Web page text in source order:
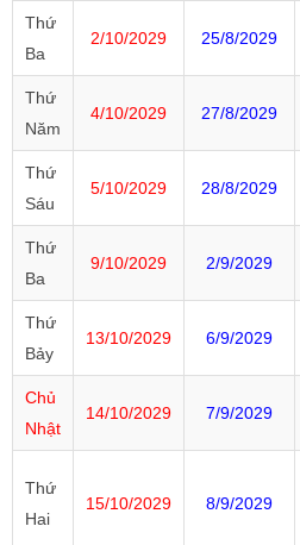
Thứ
Ba
2/10/2029 25/8/2029
Thứ
Năm
4/10/2029 27/8/2029
Thứ
Sáu
5/10/2029 28/8/2029
Thứ
Ba
9/10/2029 2/9/2029
Thứ
Bảy
13/10/2029 6/9/2029
Chủ
Nhật
14/10/2029 7/9/2029
Thứ
Hai
15/10/2029 8/9/2029